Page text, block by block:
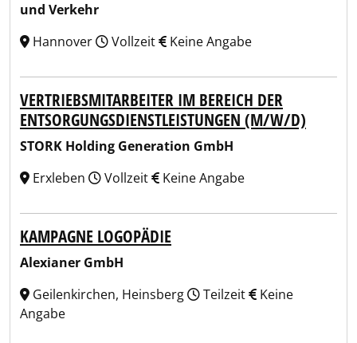
und Verkehr
Hannover
Vollzeit Keine Angabe
VERTRIEBSMITARBEITER IM BEREICH DER
ENTSORGUNGSDIENSTLEISTUNGEN (M/W/D)
STORK Holding Generation GmbH
Erxleben
Vollzeit Keine Angabe
KAMPAGNE LOGOPÄDIE
Alexianer GmbH
Geilenkirchen, Heinsberg
Teilzeit
Keine
Angabe